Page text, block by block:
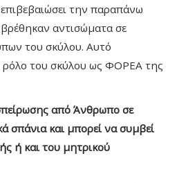
την παραπάνω
αντισώματα σε
του σκύλου. Αυτό
ρόλο του σκύλου ως ΦΟΡΕΑ της
από Άνθρωπο σε
σπάνια και μπορεί να συμβεί
ή και του μητρικού